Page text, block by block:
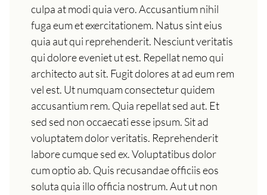
culpa at modi quia vero. Accusantium nihil
fuga eum et exercitationem. Natus sint eius
quia aut qui reprehenderit. Nesciunt veritatis
qui dolore eveniet ut est. Repellat nemo qui
architecto aut sit. Fugit dolores at ad eum rem
vel est. Ut numquam consectetur quidem
accusantium rem. Quia repellat sed aut. Et
sed sed non occaecati esse ipsum. Sit ad
voluptatem dolor veritatis. Reprehenderit
labore cumque sed ex. Voluptatibus dolor
cum optio ab. Quis recusandae officiis eos
soluta quia illo officia nostrum. Aut ut non